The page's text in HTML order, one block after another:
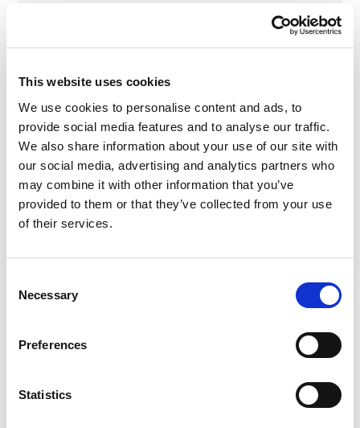
This website uses cookies
We use cookies to personalise content and ads, to
provide social media features and to analyse our traffic.
We also share information about your use of our site with
our social media, advertising and analytics partners who
may combine it with other information that you’ve
provided to them or that they’ve collected from your use
of their services.
Selection
Necessary
Preferences
Statistics
, care susține vânzarea cu amănuntul,
precum în zona de fast-food.
Pentru anul 2024, ELIAN Solutions își propune
obiective ambițioase, concentrându-se pe
sinergia dintre ELIAN Solutions și Kepler
Management Systems, care s-a alăturat
grupului la sfârșitul anului 2023.
Fondată în 2007, Kepler Management Systems
în implementarea și suportul soluției Microsoft
„Prin integrarea Kepler în familia ELIAN, ne
poziționăm ca lider pe piața ERP din România.
SaaS demonstrează adaptabilitatea și